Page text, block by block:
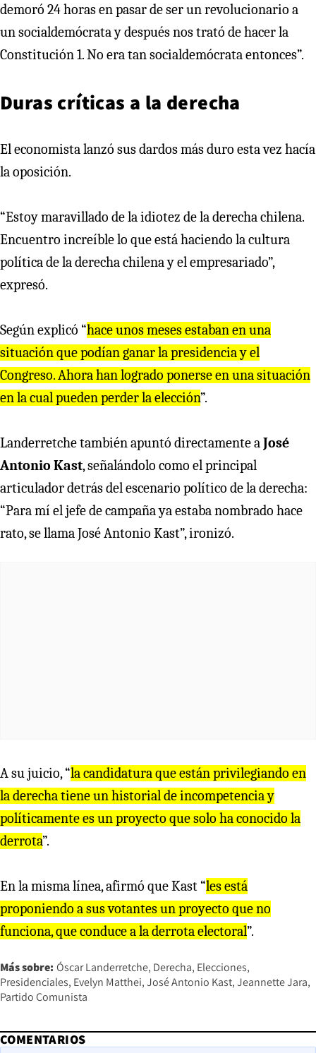
demoró 24 horas en pasar de ser un revolucionario a
un socialdemócrata y después nos trató de hacer la
Constitución 1. No era tan socialdemócrata entonces”.
Duras críticas a la derecha
El economista lanzó sus dardos más duro esta vez hacía
la oposición.
“Estoy maravillado de la idiotez de la derecha chilena.
Encuentro increíble lo que está haciendo la cultura
política de la derecha chilena y el empresariado”,
expresó.
Según explicó “hace unos meses estaban en una
situación que podían ganar la presidencia y el
Congreso. Ahora han logrado ponerse en una situación
en la cual pueden perder la elección”.
Landerretche también apuntó directamente aJosé
Antonio Kast, señalándolo como el principal
articulador detrás del escenario político de la derecha:
“Para mí el jefe de campaña ya estaba nombrado hace
rato, se llama José Antonio Kast”, ironizó.
A su juicio, “la candidatura que están privilegiando en
la derecha tiene un historial de incompetencia y
políticamente es un proyecto que solo ha conocido la
derrota”.
En la misma línea, afirmó que Kast “les está
proponiendo a sus votantes un proyecto que no
funciona, que conduce a la derrota electoral”.
Más sobre: Óscar Landerretche Derecha Elecciones
Presidenciales Evelyn Matthei José Antonio Kast Jeannette Jara
Partido Comunista
COMENTARIOS